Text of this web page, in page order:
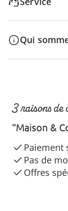
Qui
3 raisons de
“Maison &
Paiement
Pas de
Offres